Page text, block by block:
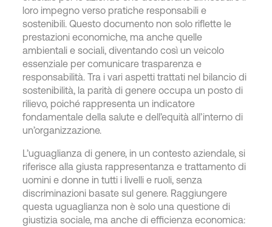
loro impegno verso pratiche responsabili e
sostenibili. Questo documento non solo riflette le
prestazioni economiche, ma anche quelle
ambientali e sociali, diventando così un veicolo
essenziale per comunicare trasparenza e
responsabilità. Tra i vari aspetti trattati nel bilancio di
sostenibilità, la parità di genere occupa un posto di
rilievo, poiché rappresenta un indicatore
fondamentale della salute e dell’equità all’interno di
un’organizzazione.
L’uguaglianza di genere, in un contesto aziendale, si
riferisce alla giusta rappresentanza e trattamento di
uomini e donne in tutti i livelli e ruoli, senza
discriminazioni basate sul genere. Raggiungere
questa uguaglianza non è solo una questione di
giustizia sociale, ma anche di efficienza economica: